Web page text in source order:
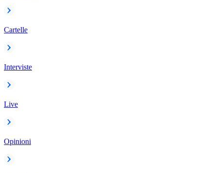
Cartelle
Interviste
Live
Opinioni